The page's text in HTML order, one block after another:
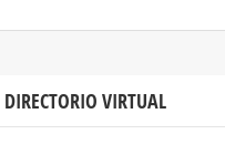
DIRECTORIO VIRTUAL